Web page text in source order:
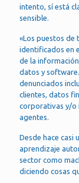
intento, sí está
sensible.
«Los puestos de
identificados en
de la
datos y
denunciados
clientes, datos
corporativas y/o
agentes.
Desde hace casi
aprendizaje
sector como
diciendo cosas